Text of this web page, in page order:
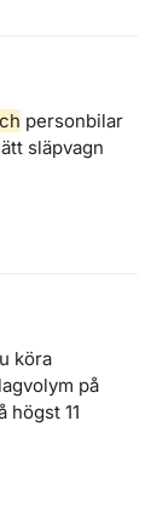
personbilar
släpvagn
köra
på
högst 11